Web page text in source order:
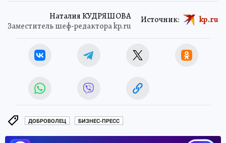
Наталия КУДРЯШОВА
Заместитель шеф-редактора kp.ru
Источник: kp.ru
ДОБРОВОЛЕЦ БИЗНЕС-ПРЕСС